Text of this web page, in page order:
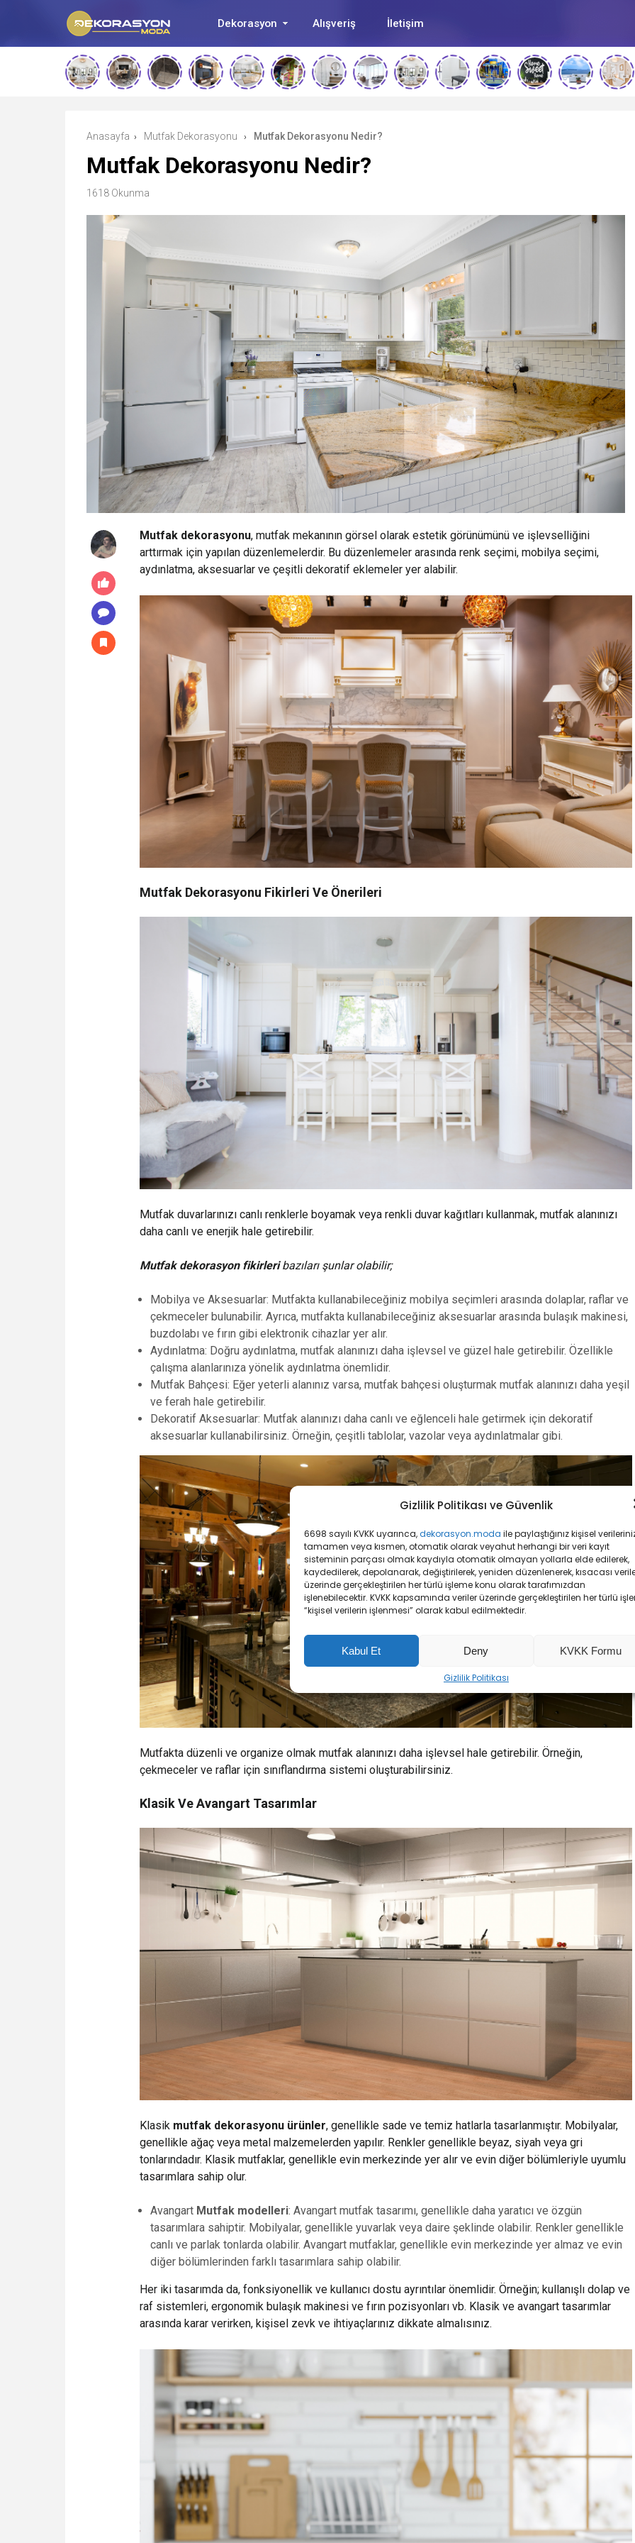
Gizlilik Politikası ve Güvenlik
6698 sayılı KVKK uyarınca,dekorasyon.moda ile paylaştığınız kişisel
tamamen veya kısmen, otomatik olarak veyahut herhangi bir veri kayıt
sisteminin parçası olmak kaydıyla otomatik olmayan yollarla elde edilerek,
kaydedilerek, depolanarak, değiştirilerek, yeniden düzenlenerek, kısacası
üzerinde gerçekleştirilen her türlü işleme konu olarak tarafımızdan
işlenebilecektir. KVKK kapsamında veriler üzerinde gerçekleştirilen her türlü
“kişisel verilerin işlenmesi” olarak kabul edilmektedir.
Kabul Et Deny KVKK Formu
Gizlilik Politikası
Dekorasyon Alışveriş İletişim
Anasayfa › Mutfak Dekorasyonu › Mutfak Dekorasyonu Nedir?
Mutfak Dekorasyonu Nedir?
1618 Okunma
Mutfak dekorasyonu, mutfak mekanının görsel olarak estetik görünümünü ve işlevselliğini
arttırmak için yapılan düzenlemelerdir. Bu düzenlemeler arasında renk seçimi, mobilya seçimi,
aydınlatma, aksesuarlar ve çeşitli dekoratif eklemeler yer alabilir.
Mutfak Dekorasyonu Fikirleri Ve Önerileri
Mutfak duvarlarınızı canlı renklerle boyamak veya renkli duvar kağıtları kullanmak, mutfak alanınızı
daha canlı ve enerjik hale getirebilir.
Mutfak dekorasyon fikirleribazıları şunlar olabilir;
Mobilya ve Aksesuarlar: Mutfakta kullanabileceğiniz mobilya seçimleri arasında dolaplar, raflar ve
çekmeceler bulunabilir. Ayrıca, mutfakta kullanabileceğiniz aksesuarlar arasında bulaşık makinesi,
buzdolabı ve fırın gibi elektronik cihazlar yer alır.
Aydınlatma: Doğru aydınlatma, mutfak alanınızı daha işlevsel ve güzel hale getirebilir. Özellikle
çalışma alanlarınıza yönelik aydınlatma önemlidir.
Mutfak Bahçesi: Eğer yeterli alanınız varsa, mutfak bahçesi oluşturmak mutfak alanınızı daha yeşil
ve ferah hale getirebilir.
Dekoratif Aksesuarlar: Mutfak alanınızı daha canlı ve eğlenceli hale getirmek için dekoratif
aksesuarlar kullanabilirsiniz. Örneğin, çeşitli tablolar, vazolar veya aydınlatmalar gibi.
Mutfakta düzenli ve organize olmak mutfak alanınızı daha işlevsel hale getirebilir. Örneğin,
çekmeceler ve raflar için sınıflandırma sistemi oluşturabilirsiniz.
Klasik Ve Avangart Tasarımlar
Klasik mutfak dekorasyonu ürünler, genellikle sade ve temiz hatlarla tasarlanmıştır. Mobilyalar,
genellikle ağaç veya metal malzemelerden yapılır. Renkler genellikle beyaz, siyah veya gri
tonlarındadır. Klasik mutfaklar, genellikle evin merkezinde yer alır ve evin diğer bölümleriyle uyumlu
tasarımlara sahip olur.
Avangart Mutfak modelleri: Avangart mutfak tasarımı, genellikle daha yaratıcı ve özgün
tasarımlara sahiptir. Mobilyalar, genellikle yuvarlak veya daire şeklinde olabilir. Renkler genellikle
canlı ve parlak tonlarda olabilir. Avangart mutfaklar, genellikle evin merkezinde yer almaz ve evin
diğer bölümlerinden farklı tasarımlara sahip olabilir.
Her iki tasarımda da, fonksiyonellik ve kullanıcı dostu ayrıntılar önemlidir. Örneğin; kullanışlı dolap ve
raf sistemleri, ergonomik bulaşık makinesi ve fırın pozisyonları vb. Klasik ve avangart tasarımlar
arasında karar verirken, kişisel zevk ve ihtiyaçlarınız dikkate almalısınız.